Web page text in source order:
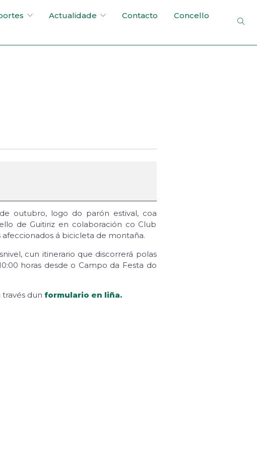
Actualidade Contacto Concello
outubro, logo do parón estival, coa
de Guitiriz en colaboración co Club
á bicicleta de montaña.
cun itinerario que discorrerá polas
horas desde o Campo da Festa do
dun formulario en liña.